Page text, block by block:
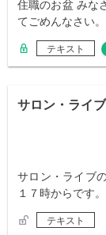
住職のお盆 みな
てごめんなさい
テキスト
サロン・ライ
サロン・ライブ
１７時からです
テキスト